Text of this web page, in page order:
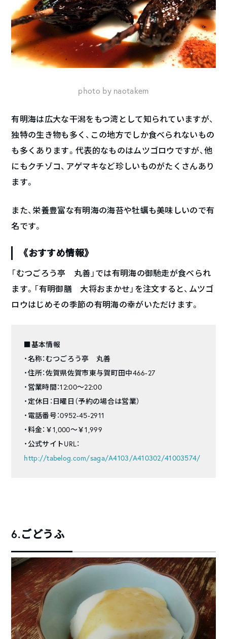
photo by naotakem
有明海は広大な干潟をもつ湾として知られていますが、
独特の生き物も多く、この地方でしか食べられないもの
も多くあります。代表的なものはムツゴロウですが、他
にもクチゾコ、アゲマキなど珍しいものがたくさんあり
ます。
また、栄養豊富な有明海の海苔や牡蠣も美味しいので有
名です。
《おすすめ情報》
「むつごろう亭 丸善」では有明海の御馳走が食べられ
ます。「有明御膳 大将おまかせ」を注文すると、ムツゴ
ロウはじめその季節の有明海の幸がいただけます。
■基本情報
・名称：むつごろう亭 丸善
・住所：佐賀県佐賀市東与賀町田中466-27
・営業時間：12:00～22:00
・定休日：日曜日（予約の場合は営業）
・電話番号：0952-45-2911
・料金：￥1,000～￥1,999
・公式サイトURL：
http://tabelog.com/saga/A4103/A410302/41003574/
6.ごどうふ